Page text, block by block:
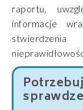
raportu,
informacje